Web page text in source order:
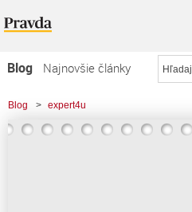
Blog
Najnovšie články
Najčítanejšie články
Najkomentovanejšie články
Blog > expert4u
> Na čo si dať pozor pri určovaní ceny